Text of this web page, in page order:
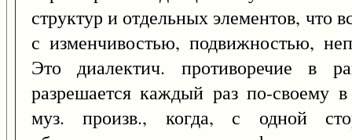
структур и отдельных элементов, что
с изменчивостью, подвижностью,
Это диалектич. противоречие в
разрешается каждый раз по-своему
муз. произв., когда, с одной